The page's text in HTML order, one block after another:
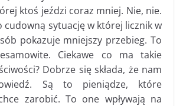
ktoś jeździ coraz mniej. Nie, nie.
cudowną sytuację w której licznik w
pokazuje mniejszy przebieg. To
Ciekawe co ma takie
Dobrze się składa, że nam
Są to pieniądze, które
zarobić. To one wpływają na